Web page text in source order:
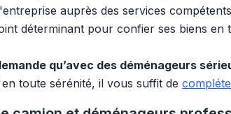
auprès des services
déterminant pour confier ses biens
qu’avec des déménageurs
toute sérénité, il vous suffit de